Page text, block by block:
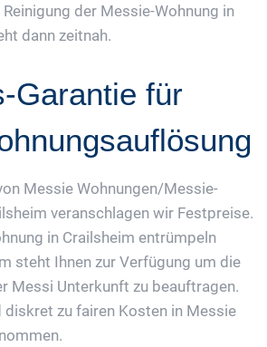
der Messie-Wohnung in
dann zeitnah.
Garantie für
Messie Wohnungen/Messie-
veranschlagen wir Festpreise.
in Crailsheim entrümpeln
steht Ihnen zur Verfügung um die
Messi Unterkunft zu beauftragen.
diskret zu fairen Kosten in Messie